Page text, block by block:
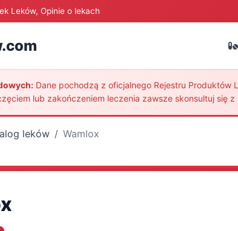
Leków, Opinie o lekach
Dane pochodzą z oficjalnego Rejestru Produktów
lub zakończeniem leczenia zawsze skonsultuj się
leków Wamlox